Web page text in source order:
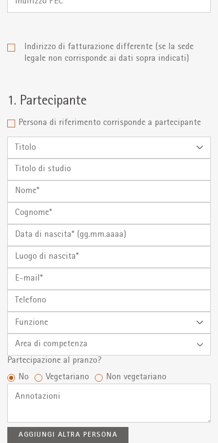
Indirizzo di fatturazione differente (se la sede
legale non corrisponde ai dati sopra indicati)
1. Partecipante
Persona di riferimento corrisponde a partecipante
Titolo
Titolo
studio
Nome
Cognome
Data di
nascita*
(gg.mm.aaaa)
Luogo
nascita
Telefono
Funzione
Area di competenza
Partecipazione al pranzo?
No
Vegetariano Non vegetariano
AGGIUNGI ALTRA PERSONA